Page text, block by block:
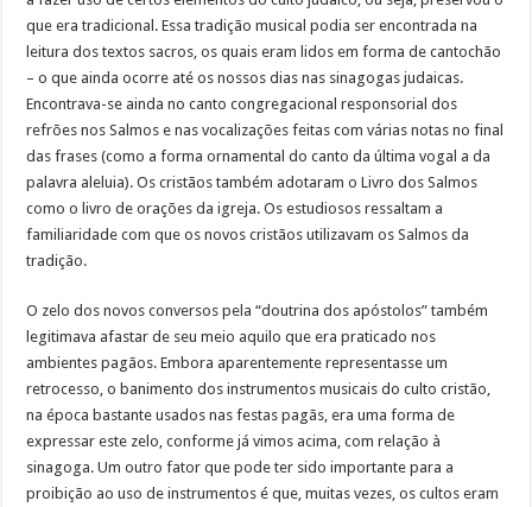
que era tradicional. Essa tradição musical podia ser encontrada na
leitura dos textos sacros, os quais eram lidos em forma de cantochão
– o que ainda ocorre até os nossos dias nas sinagogas judaicas.
Encontrava-se ainda no canto congregacional responsorial dos
refrões nos Salmos e nas vocalizações feitas com várias notas no final
das frases (como a forma ornamental do canto da última vogal a da
palavra aleluia). Os cristãos também adotaram o Livro dos Salmos
como o livro de orações da igreja. Os estudiosos ressaltam a
familiaridade com que os novos cristãos utilizavam os Salmos da
tradição.
O zelo dos novos conversos pela “doutrina dos apóstolos” também
legitimava afastar de seu meio aquilo que era praticado nos
ambientes pagãos. Embora aparentemente representasse um
retrocesso, o banimento dos instrumentos musicais do culto cristão,
na época bastante usados nas festas pagãs, era uma forma de
expressar este zelo, conforme já vimos acima, com relação à
sinagoga. Um outro fator que pode ter sido importante para a
proibição ao uso de instrumentos é que, muitas vezes, os cultos eram